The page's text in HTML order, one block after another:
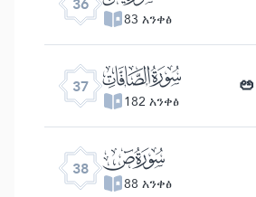
83 አንቀፅ
37 ﮱ
182 አንቀፅ
38 ﯓ
88 አንቀፅ